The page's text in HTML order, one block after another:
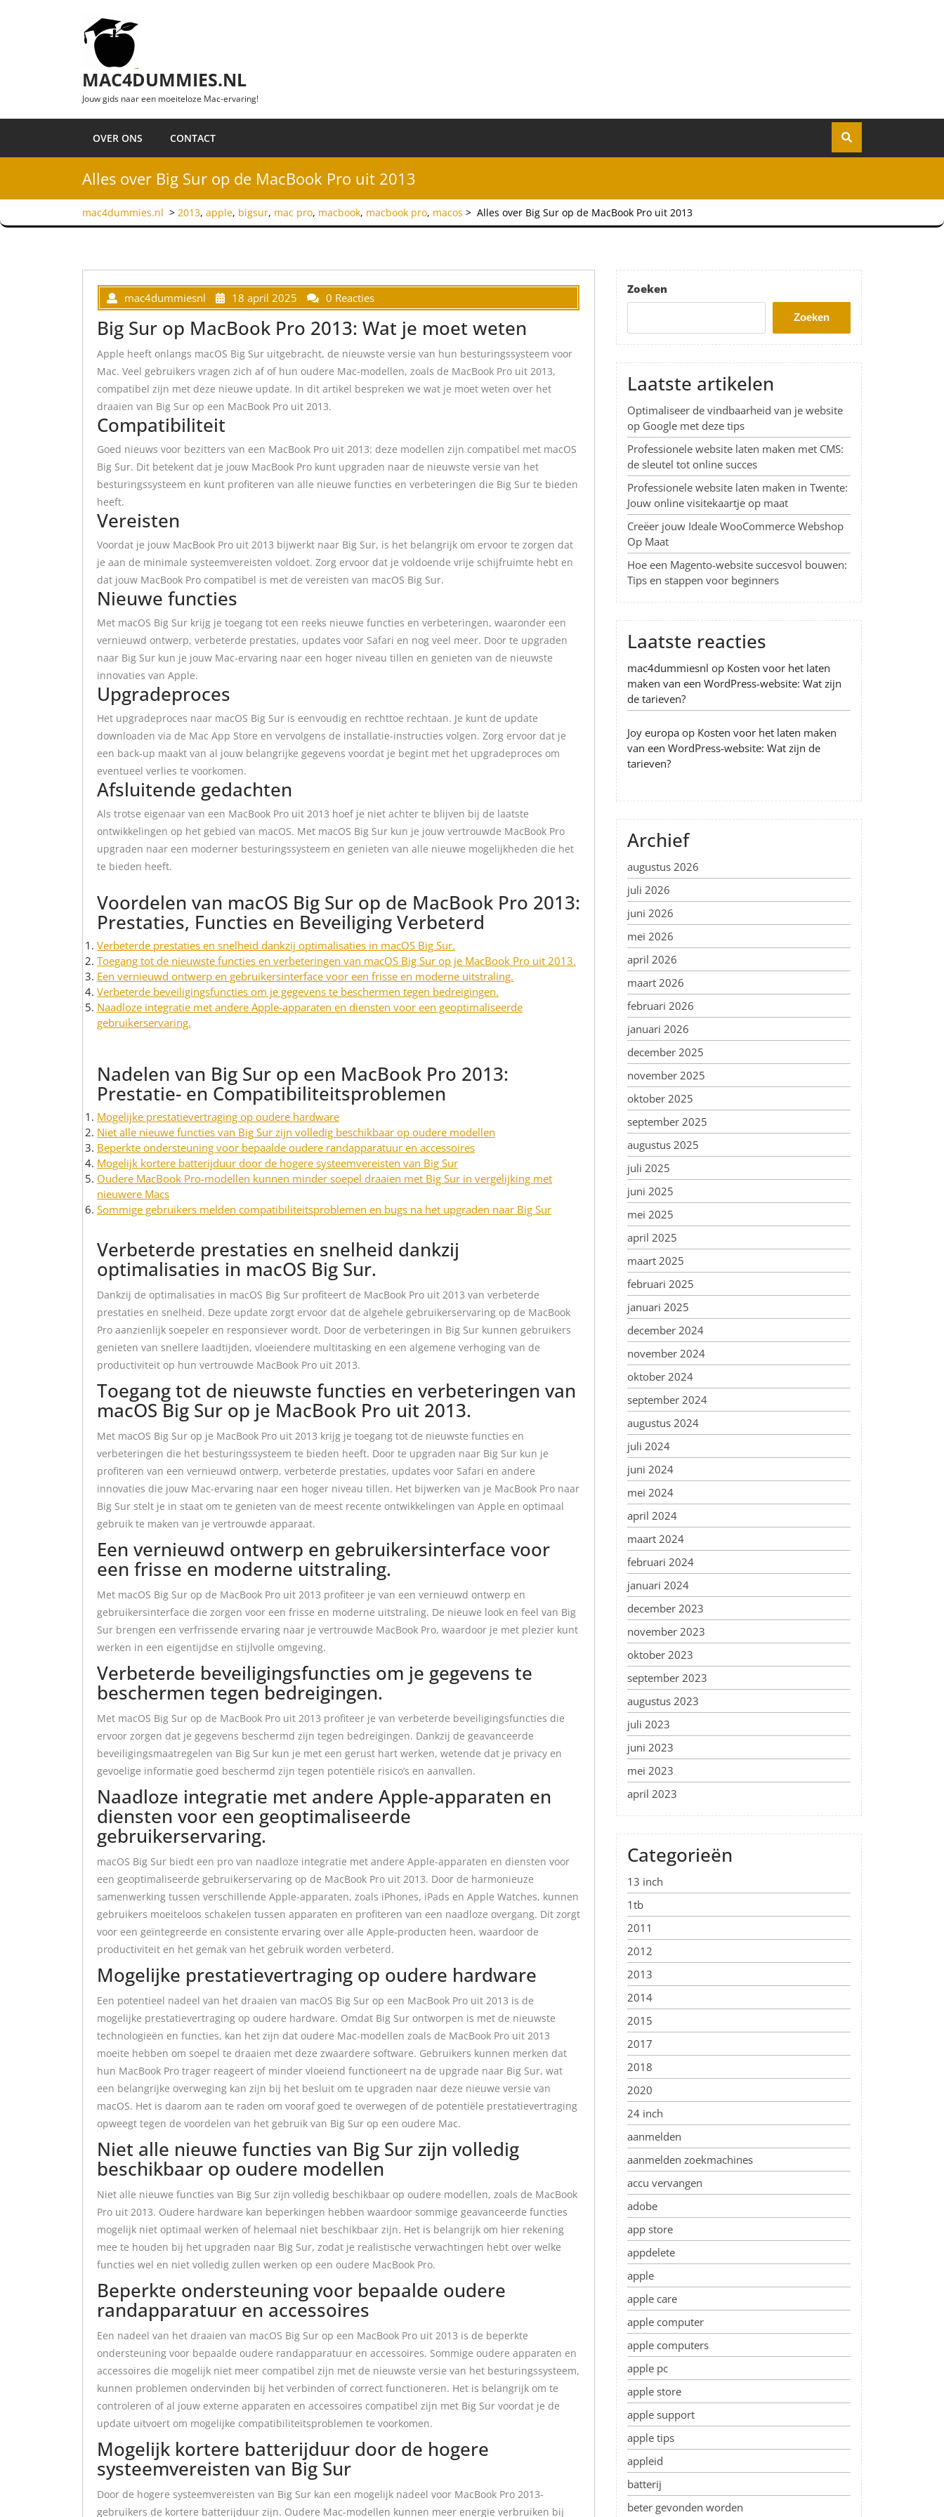
MAC4DUMMIES.NL
Jouw gids naar een moeiteloze Mac-ervaring!
OVER ONS CONTACT
Alles over Big Sur op de MacBook Pro uit 2013
mac4dummies.nl > 2013, apple, bigsur, mac pro, macbook, macbook pro, macos > Alles over Big Sur op de MacBook Pro uit 2013
mac4dummiesnl 18 april 2025 0 Reacties
Big Sur op MacBook Pro 2013: Wat je moet weten
Apple heeft onlangs macOS Big Sur uitgebracht, de nieuwste versie van hun besturingssysteem voor
Mac. Veel gebruikers vragen zich af of hun oudere Mac-modellen, zoals de MacBook Pro uit 2013,
compatibel zijn met deze nieuwe update. In dit artikel bespreken we wat je moet weten over het
draaien van Big Sur op een MacBook Pro uit 2013.
Compatibiliteit
Goed nieuws voor bezitters van een MacBook Pro uit 2013: deze modellen zijn compatibel met macOS
Big Sur. Dit betekent dat je jouw MacBook Pro kunt upgraden naar de nieuwste versie van het
besturingssysteem en kunt profiteren van alle nieuwe functies en verbeteringen die Big Sur te bieden
heeft.
Vereisten
Voordat je jouw MacBook Pro uit 2013 bijwerkt naar Big Sur, is het belangrijk om ervoor te zorgen dat
je aan de minimale systeemvereisten voldoet. Zorg ervoor dat je voldoende vrije schijfruimte hebt en
dat jouw MacBook Pro compatibel is met de vereisten van macOS Big Sur.
Nieuwe functies
Met macOS Big Sur krijg je toegang tot een reeks nieuwe functies en verbeteringen, waaronder een
vernieuwd ontwerp, verbeterde prestaties, updates voor Safari en nog veel meer. Door te upgraden
naar Big Sur kun je jouw Mac-ervaring naar een hoger niveau tillen en genieten van de nieuwste
innovaties van Apple.
Upgradeproces
Het upgradeproces naar macOS Big Sur is eenvoudig en rechttoe rechtaan. Je kunt de update
downloaden via de Mac App Store en vervolgens de installatie-instructies volgen. Zorg ervoor dat je
een back-up maakt van al jouw belangrijke gegevens voordat je begint met het upgradeproces om
eventueel verlies te voorkomen.
Afsluitende gedachten
Als trotse eigenaar van een MacBook Pro uit 2013 hoef je niet achter te blijven bij de laatste
ontwikkelingen op het gebied van macOS. Met macOS Big Sur kun je jouw vertrouwde MacBook Pro
upgraden naar een moderner besturingssysteem en genieten van alle nieuwe mogelijkheden die het
te bieden heeft.
Voordelen van macOS Big Sur op de MacBook Pro 2013:
Prestaties, Functies en Beveiliging Verbeterd
Verbeterde prestaties en snelheid dankzij optimalisaties in macOS Big Sur.
Toegang tot de nieuwste functies en verbeteringen van macOS Big Sur op je MacBook Pro uit 2013.
Een vernieuwd ontwerp en gebruikersinterface voor een frisse en moderne uitstraling.
Verbeterde beveiligingsfuncties om je gegevens te beschermen tegen bedreigingen.
Naadloze integratie met andere Apple-apparaten en diensten voor een geoptimaliseerde
gebruikerservaring.
Nadelen van Big Sur op een MacBook Pro 2013:
Prestatie- en Compatibiliteitsproblemen
Mogelijke prestatievertraging op oudere hardware
Niet alle nieuwe functies van Big Sur zijn volledig beschikbaar op oudere modellen
Beperkte ondersteuning voor bepaalde oudere randapparatuur en accessoires
Mogelijk kortere batterijduur door de hogere systeemvereisten van Big Sur
Oudere MacBook Pro-modellen kunnen minder soepel draaien met Big Sur in vergelijking met
nieuwere Macs
Sommige gebruikers melden compatibiliteitsproblemen en bugs na het upgraden naar Big Sur
Verbeterde prestaties en snelheid dankzij
optimalisaties in macOS Big Sur.
Dankzij de optimalisaties in macOS Big Sur profiteert de MacBook Pro uit 2013 van verbeterde
prestaties en snelheid. Deze update zorgt ervoor dat de algehele gebruikerservaring op de MacBook
Pro aanzienlijk soepeler en responsiever wordt. Door de verbeteringen in Big Sur kunnen gebruikers
genieten van snellere laadtijden, vloeiendere multitasking en een algemene verhoging van de
productiviteit op hun vertrouwde MacBook Pro uit 2013.
Toegang tot de nieuwste functies en verbeteringen van
macOS Big Sur op je MacBook Pro uit 2013.
Met macOS Big Sur op je MacBook Pro uit 2013 krijg je toegang tot de nieuwste functies en
verbeteringen die het besturingssysteem te bieden heeft. Door te upgraden naar Big Sur kun je
profiteren van een vernieuwd ontwerp, verbeterde prestaties, updates voor Safari en andere
innovaties die jouw Mac-ervaring naar een hoger niveau tillen. Het bijwerken van je MacBook Pro naar
Big Sur stelt je in staat om te genieten van de meest recente ontwikkelingen van Apple en optimaal
gebruik te maken van je vertrouwde apparaat.
Een vernieuwd ontwerp en gebruikersinterface voor
een frisse en moderne uitstraling.
Met macOS Big Sur op de MacBook Pro uit 2013 profiteer je van een vernieuwd ontwerp en
gebruikersinterface die zorgen voor een frisse en moderne uitstraling. De nieuwe look en feel van Big
Sur brengen een verfrissende ervaring naar je vertrouwde MacBook Pro, waardoor je met plezier kunt
werken in een eigentijdse en stijlvolle omgeving.
Verbeterde beveiligingsfuncties om je gegevens te
beschermen tegen bedreigingen.
Met macOS Big Sur op de MacBook Pro uit 2013 profiteer je van verbeterde beveiligingsfuncties die
ervoor zorgen dat je gegevens beschermd zijn tegen bedreigingen. Dankzij de geavanceerde
beveiligingsmaatregelen van Big Sur kun je met een gerust hart werken, wetende dat je privacy en
gevoelige informatie goed beschermd zijn tegen potentiële risico’s en aanvallen.
Naadloze integratie met andere Apple-apparaten en
diensten voor een geoptimaliseerde
gebruikerservaring.
macOS Big Sur biedt een pro van naadloze integratie met andere Apple-apparaten en diensten voor
een geoptimaliseerde gebruikerservaring op de MacBook Pro uit 2013. Door de harmonieuze
samenwerking tussen verschillende Apple-apparaten, zoals iPhones, iPads en Apple Watches, kunnen
gebruikers moeiteloos schakelen tussen apparaten en profiteren van een naadloze overgang. Dit zorgt
voor een geïntegreerde en consistente ervaring over alle Apple-producten heen, waardoor de
productiviteit en het gemak van het gebruik worden verbeterd.
Mogelijke prestatievertraging op oudere hardware
Een potentieel nadeel van het draaien van macOS Big Sur op een MacBook Pro uit 2013 is de
mogelijke prestatievertraging op oudere hardware. Omdat Big Sur ontworpen is met de nieuwste
technologieën en functies, kan het zijn dat oudere Mac-modellen zoals de MacBook Pro uit 2013
moeite hebben om soepel te draaien met deze zwaardere software. Gebruikers kunnen merken dat
hun MacBook Pro trager reageert of minder vloeiend functioneert na de upgrade naar Big Sur, wat
een belangrijke overweging kan zijn bij het besluit om te upgraden naar deze nieuwe versie van
macOS. Het is daarom aan te raden om vooraf goed te overwegen of de potentiële prestatievertraging
opweegt tegen de voordelen van het gebruik van Big Sur op een oudere Mac.
Niet alle nieuwe functies van Big Sur zijn volledig
beschikbaar op oudere modellen
Niet alle nieuwe functies van Big Sur zijn volledig beschikbaar op oudere modellen, zoals de MacBook
Pro uit 2013. Oudere hardware kan beperkingen hebben waardoor sommige geavanceerde functies
mogelijk niet optimaal werken of helemaal niet beschikbaar zijn. Het is belangrijk om hier rekening
mee te houden bij het upgraden naar Big Sur, zodat je realistische verwachtingen hebt over welke
functies wel en niet volledig zullen werken op een oudere MacBook Pro.
Beperkte ondersteuning voor bepaalde oudere
randapparatuur en accessoires
Een nadeel van het draaien van macOS Big Sur op een MacBook Pro uit 2013 is de beperkte
ondersteuning voor bepaalde oudere randapparatuur en accessoires. Sommige oudere apparaten en
accessoires die mogelijk niet meer compatibel zijn met de nieuwste versie van het besturingssysteem,
kunnen problemen ondervinden bij het verbinden of correct functioneren. Het is belangrijk om te
controleren of al jouw externe apparaten en accessoires compatibel zijn met Big Sur voordat je de
update uitvoert om mogelijke compatibiliteitsproblemen te voorkomen.
Mogelijk kortere batterijduur door de hogere
systeemvereisten van Big Sur
Door de hogere systeemvereisten van Big Sur kan een mogelijk nadeel voor MacBook Pro 2013-
gebruikers de kortere batterijduur zijn. Oudere Mac-modellen kunnen meer energie verbruiken bij
Zoeken
Zoeken
Laatste artikelen
Optimaliseer de vindbaarheid van je website
op Google met deze tips
Professionele website laten maken met CMS:
de sleutel tot online succes
Professionele website laten maken in Twente:
Jouw online visitekaartje op maat
Creëer jouw Ideale WooCommerce Webshop
Op Maat
Hoe een Magento-website succesvol bouwen:
Tips en stappen voor beginners
Laatste reacties
mac4dummiesnl op Kosten voor het laten
maken van een WordPress-website: Wat zijn
de tarieven?
Joy europa op Kosten voor het laten maken
van een WordPress-website: Wat zijn de
tarieven?
Archief
augustus 2026
juli 2026
juni 2026
mei 2026
april 2026
maart 2026
februari 2026
januari 2026
december 2025
november 2025
oktober 2025
september 2025
augustus 2025
juli 2025
juni 2025
mei 2025
april 2025
maart 2025
februari 2025
januari 2025
december 2024
november 2024
oktober 2024
september 2024
augustus 2024
juli 2024
juni 2024
mei 2024
april 2024
maart 2024
februari 2024
januari 2024
december 2023
november 2023
oktober 2023
september 2023
augustus 2023
juli 2023
juni 2023
mei 2023
april 2023
Categorieën
13 inch
1tb
2011
2012
2013
2014
2015
2017
2018
2020
24 inch
aanmelden
aanmelden zoekmachines
accu vervangen
adobe
app store
appdelete
apple
apple care
apple computer
apple computers
apple pc
apple store
apple support
apple tips
appleid
batterij
beter gevonden worden